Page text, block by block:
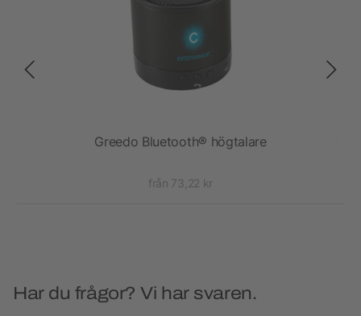
Greedo Bluetooth® högtalare
från 73,22 kr
Har du frågor? Vi har svaren.